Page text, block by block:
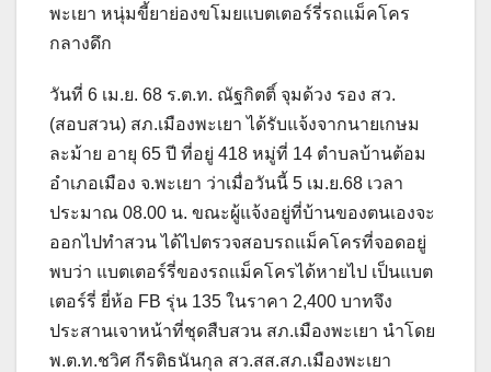
พะเยา หนุ่มขี้ยาย่องขโมยแบตเตอร์รี่รถแม็คโคร
กลางดึก
วันที่ 6 เม.ย. 68 ร.ต.ท. ณัฐกิตติ์ จุมด้วง รอง สว.
(สอบสวน) สภ.เมืองพะเยา ได้รับแจ้งจากนายเกษม
ละม้าย อายุ 65 ปี ที่อยู่ 418 หมู่ที่ 14 ตำบลบ้านต้อม
อำเภอเมือง จ.พะเยา ว่าเมื่อวันนี้ 5 เม.ย.68 เวลา
ประมาณ 08.00 น. ขณะผู้แจ้งอยู่ที่บ้านของตนเองจะ
ออกไปทำสวน ได้ไปตรวจสอบรถแม็คโครที่จอดอยู่
พบว่า แบตเตอร์รี่ของรถแม็คโครได้หายไป เป็นแบต
เตอร์รี่ ยี่ห้อ FB รุ่น 135 ในราคา 2,400 บาทจึง
ประสานเจาหน้าที่ชุดสืบสวน สภ.เมืองพะเยา นำโดย
พ.ต.ท.ชวิศ กีรติธนันกุล สว.สส.สภ.เมืองพะเยา